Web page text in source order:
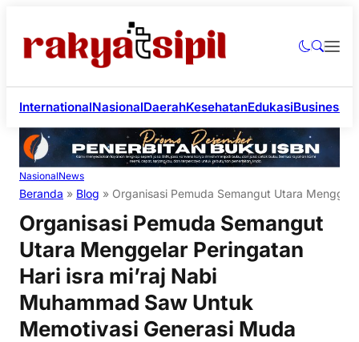
InternationalNasionalDaerahKesehatanEdukasiBusiness
NasionalNews
Beranda » Blog » Organisasi Pemuda Semangut Utara
Organisasi Pemuda Semangut
Utara Menggelar Peringatan
Hari isra mi’raj Nabi
Muhammad Saw Untuk
Memotivasi Generasi Muda